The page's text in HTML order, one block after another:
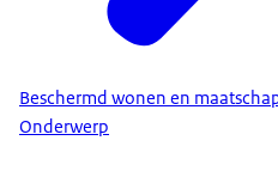
Beschermd wonen en
Onderwerp